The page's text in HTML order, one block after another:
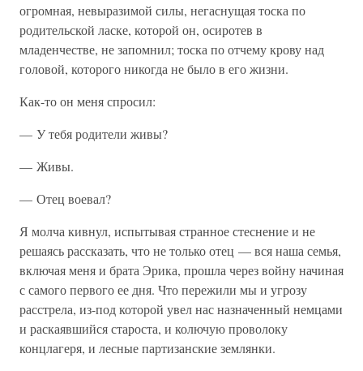
огромная, невыразимой силы, негаснущая тоска по
родительской ласке, которой он, осиротев в
младенчестве, не запомнил; тоска по отчему крову над
головой, которого никогда не было в его жизни.
Как-то он меня спросил:
— У тебя родители живы?
— Живы.
— Отец воевал?
Я молча кивнул, испытывая странное стеснение и не
решаясь рассказать, что не только отец — вся наша семья,
включая меня и брата Эрика, прошла через войну начиная
с самого первого ее дня. Что пережили мы и угрозу
расстрела, из-под которой увел нас назначенный немцами
и раскаявшийся староста, и колючую проволоку
концлагеря, и лесные партизанские землянки.